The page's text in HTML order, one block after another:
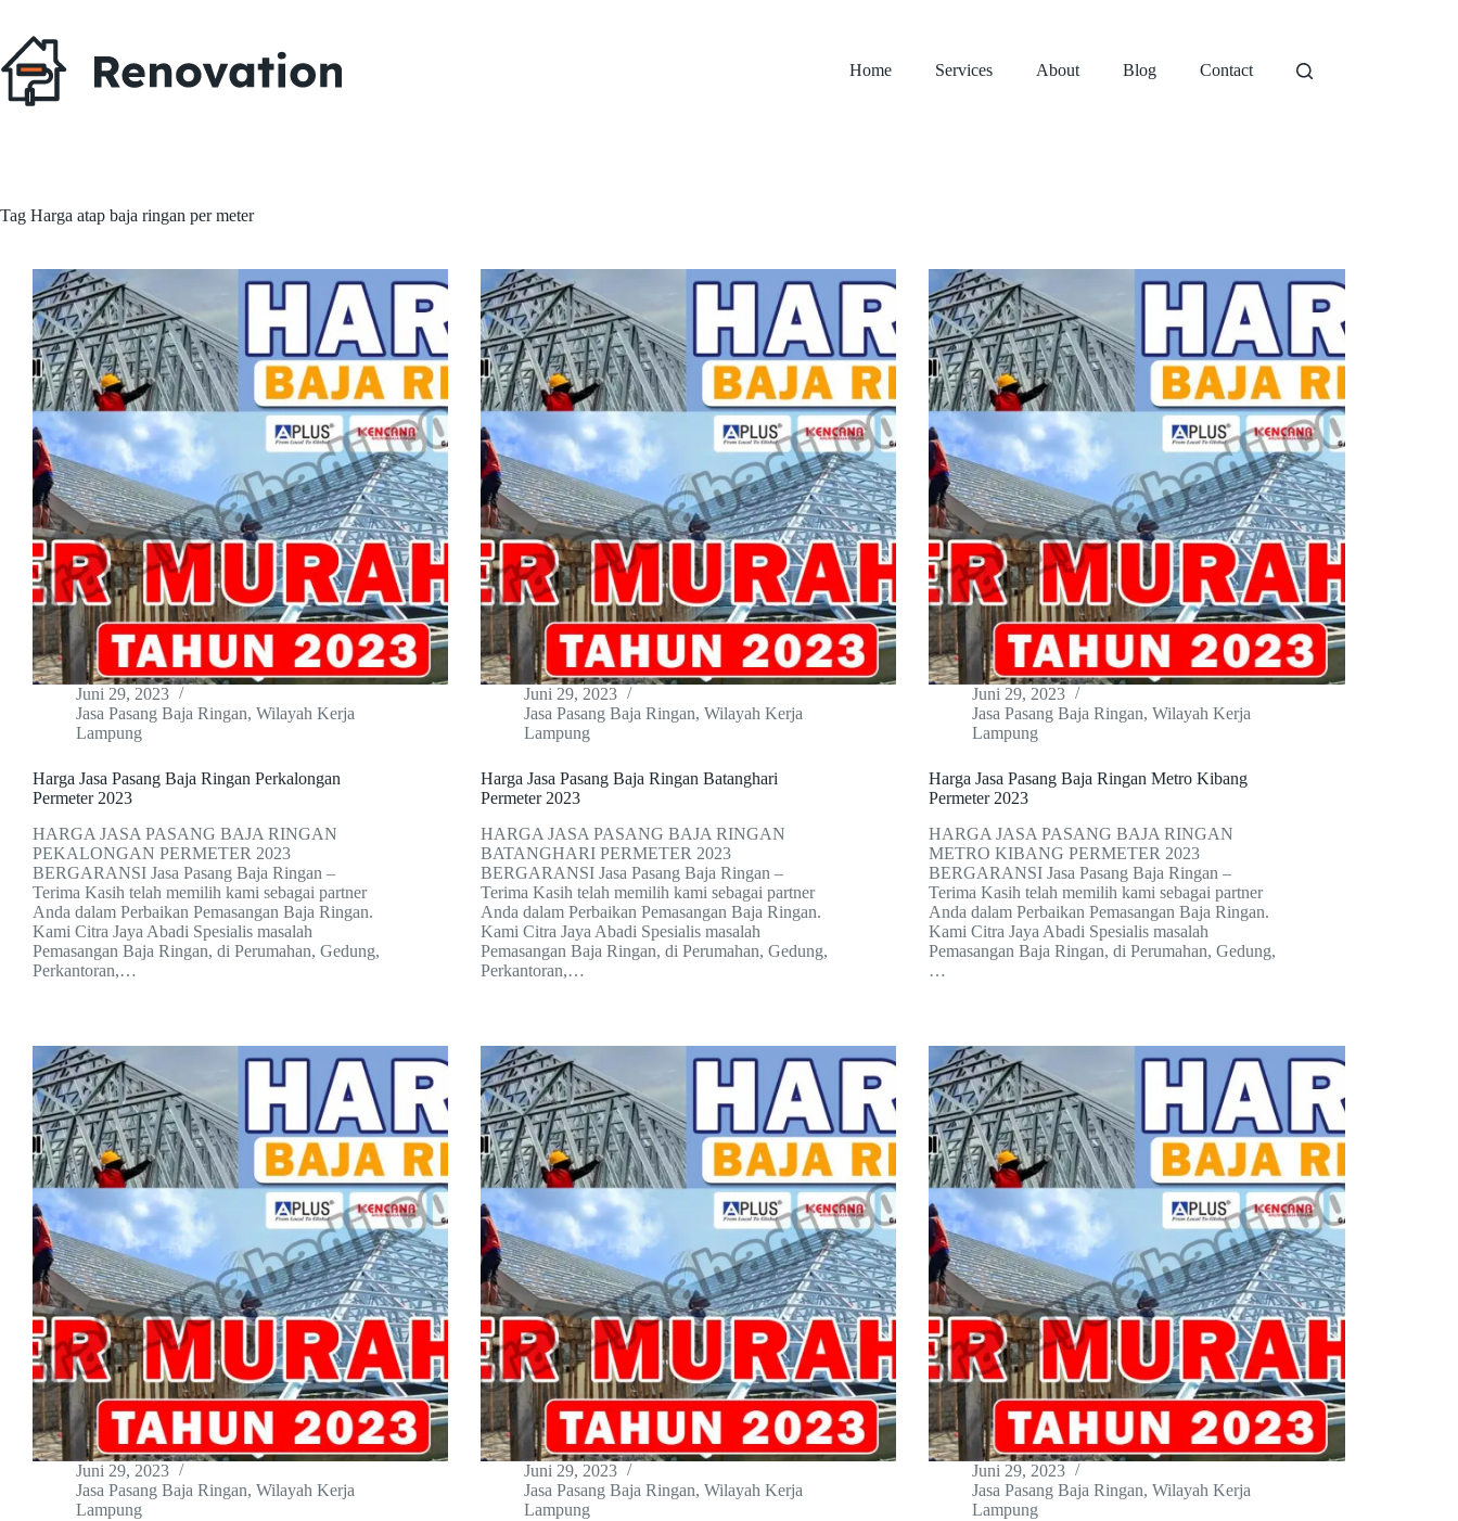
content
Home
Services About Blog Contact
Tag Harga atap baja ringan per meter
Juni 29, 2023
Jasa Pasang Baja Ringan, Wilayah Kerja
Lampung
Harga Jasa Pasang Baja Ringan Perkalongan
Permeter 2023
HARGA JASA PASANG BAJA RINGAN
PEKALONGAN PERMETER 2023
BERGARANSI Jasa Pasang Baja Ringan –
Terima Kasih telah memilih kami sebagai partner
Anda dalam Perbaikan Pemasangan Baja Ringan.
Kami Citra Jaya Abadi Spesialis masalah
Pemasangan Baja Ringan, di Perumahan, Gedung,
Perkantoran,…
Juni 29, 2023
Jasa Pasang Baja Ringan,Wilayah Kerja
Lampung
Harga Jasa Pasang Baja Ringan Batanghari
Permeter 2023
HARGA JASA PASANG BAJA RINGAN
BATANGHARI PERMETER 2023
BERGARANSI Jasa Pasang Baja Ringan –
Terima Kasih telah memilih kami sebagai partner
Anda dalam Perbaikan Pemasangan Baja Ringan.
Kami Citra Jaya Abadi Spesialis masalah
Pemasangan Baja Ringan, di Perumahan, Gedung,
Perkantoran,…
Juni 29, 2023
Jasa Pasang Baja Ringan,Wilayah Kerja
Lampung
Harga Jasa Pasang Baja Ringan Metro Kibang
Permeter 2023
HARGA JASA PASANG BAJA RINGAN
METRO KIBANG PERMETER 2023
BERGARANSI Jasa Pasang Baja Ringan –
Terima Kasih telah memilih kami sebagai partner
Anda dalam Perbaikan Pemasangan Baja Ringan.
Kami Citra Jaya Abadi Spesialis masalah
Pemasangan Baja Ringan, di Perumahan, Gedung,
…
Juni 29, 2023
Jasa Pasang Baja Ringan, Wilayah Kerja
Lampung
Juni 29, 2023
Jasa Pasang Baja Ringan,Wilayah Kerja
Lampung
Juni 29, 2023
Jasa Pasang Baja Ringan,Wilayah Kerja
Lampung